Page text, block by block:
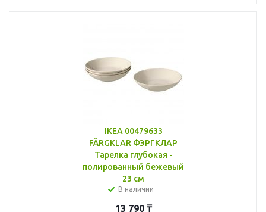
IKEA 00479633
FÄRGKLAR ФЭРГКЛАР
Тарелка глубокая -
полированный бежевый
23 см
В наличии
13 790₸